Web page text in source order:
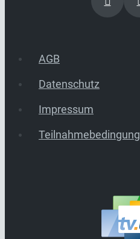
AGB
Datenschutz
Impressum